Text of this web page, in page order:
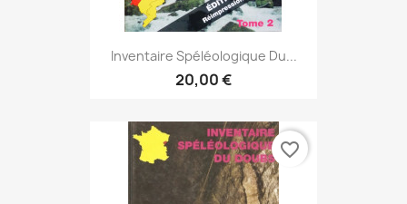
Inventaire Spéléologique Du...
20,00 €
favorite_border